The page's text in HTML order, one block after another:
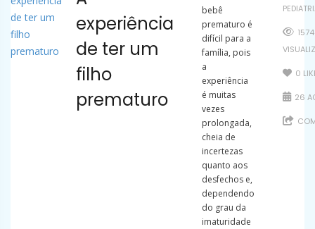
experiência
de ter um
filho
prematuro
bebê
prematuro é
difícil para a
família, pois
a
experiência
é muitas
vezes
prolongada,
cheia de
incertezas
quanto aos
desfechos e,
dependendo
do grau da
imaturidade
1574
0
26